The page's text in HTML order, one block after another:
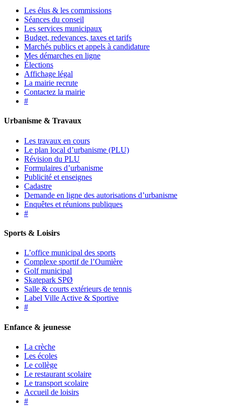
Les élus & les commissions
Séances du conseil
Les services municipaux
Budget, redevances, taxes et tarifs
Marchés publics et appels à candidature
Mes démarches en ligne
Élections
Affichage légal
La mairie recrute
Contactez la mairie
#
Urbanisme & Travaux
Les travaux en cours
Le plan local d’urbanisme (PLU)
Révision du PLU
Formulaires d’urbanisme
Publicité et enseignes
Cadastre
Demande en ligne des autorisations d’urbanisme
Enquêtes et réunions publiques
#
Sports & Loisirs
L’office municipal des sports
Complexe sportif de l’Oumière
Golf municipal
Skatepark SPØ
Salle & courts extérieurs de tennis
Label Ville Active & Sportive
#
Enfance & jeunesse
La crèche
Les écoles
Le collège
Le restaurant scolaire
Le transport scolaire
Accueil de loisirs
#